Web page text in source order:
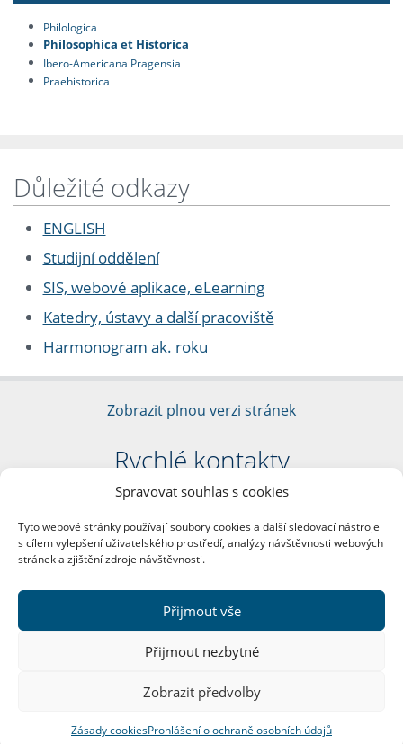
Spravovat souhlas s cookies
Tyto webové stránky používají soubory cookies a další sledovací nástroje
s cílem vylepšení uživatelského prostředí, analýzy návštěvnosti webových
stránek a zjištění zdroje návštěvnosti.
Přijmout vše
Přijmout nezbytné
Zobrazit předvolby
Zásady cookiesProhlášení o ochraně osobních údajů
Philologica
Philosophica et Historica
Ibero-Americana Pragensia
Praehistorica
Důležité odkazy
ENGLISH
Studijní oddělení
SIS, webové aplikace, eLearning
Katedry, ústavy a další pracoviště
Harmonogram ak. roku
Zobrazit plnou verzi stránek
Rychlé kontakty
Filozofická fakulta
nám. Jana Palacha 1/2
116 38 Praha 1
DIČ: CZ00216208
Další kontakty